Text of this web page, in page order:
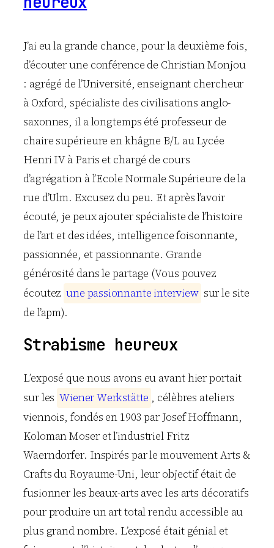
r
J’ai eu la grande chance, pour la deuxième fois,
d’écouter une conférence de Christian Monjou
: agrégé de l’Université, enseignant chercheur
à Oxford, spécialiste des civilisations anglo-
saxonnes, il a longtemps été professeur de
chaire supérieure en khâgne B/L au Lycée
Henri IV à Paris et chargé de cours
d’agrégation à l’Ecole Normale Supérieure de la
rue d’Ulm. Excusez du peu. Et après l’avoir
écouté, je peux ajouter spécialiste de l’histoire
de l’art et des idées, intelligence foisonnante,
passionnée, et passionnante. Grande
générosité dans le partage (Vous pouvez
écoutez une passionnante interview sur le site
de l’apm).
Strabisme heureux
L’exposé que nous avons eu avant hier portait
sur les WienerWerkstätte , célèbres ateliers
viennois, fondés en 1903 par Josef Hoffmann,
Koloman Moser et l’industriel Fritz
Waerndorfer. Inspirés par le mouvement Arts &
Crafts du Royaume-Uni, leur objectif était de
fusionner les beaux-arts avec les arts décoratifs
pour produire un art total rendu accessible au
plus grand nombre. L’exposé était génial et